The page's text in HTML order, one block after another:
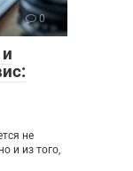
0
не
и из того,